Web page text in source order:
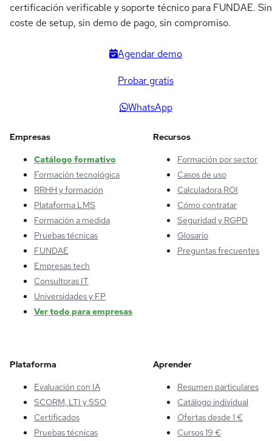
certificación verificable y soporte técnico para FUNDAE. Sin
coste de setup, sin demo de pago, sin compromiso.
Agendar demo
Probar gratis
WhatsApp
Empresas
Catálogo formativo
Formación tecnológica
RRHH y formación
Plataforma LMS
Formación a medida
Pruebas técnicas
FUNDAE
Empresas tech
Consultoras IT
Universidades y FP
Ver todo para empresas
Recursos
Formación por sector
Casos de uso
Calculadora ROI
Cómo contratar
Seguridad y RGPD
Glosario
Preguntas frecuentes
Plataforma
Evaluación con IA
SCORM, LTI y SSO
Certificados
Pruebas técnicas
Aprender
Resumen particulares
Catálogo individual
Ofertas desde 1 €
Cursos 19 €